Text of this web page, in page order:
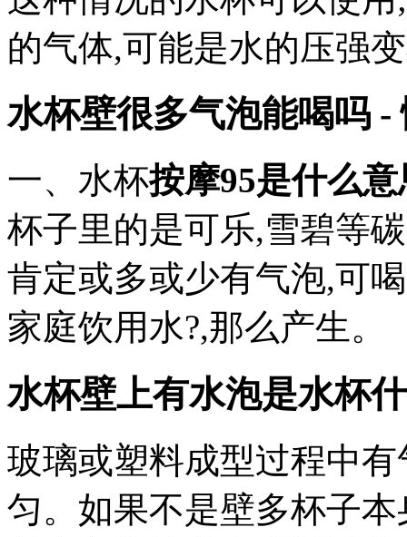
的气体,可能是水的压强
水杯壁很多气泡能喝吗 -
一、水杯按摩95是什么
杯子里的是可乐,雪碧等
肯定或多或少有气泡,可
家庭饮用水?,那么产生。
水杯壁上有水泡是水杯
玻璃或塑料成型过程中
匀。如果不是壁多杯子